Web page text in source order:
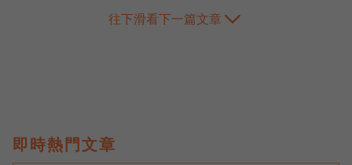
往下滑看下一篇文章
即時熱門文章